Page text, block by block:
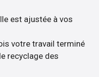
est ajustée à vos
votre travail terminé
recyclage des